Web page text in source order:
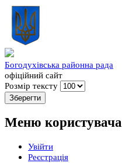
Богодухівська районна рада
офіційний сайт
Розмір тексту
Меню користувача
Увійти
Реєстрація